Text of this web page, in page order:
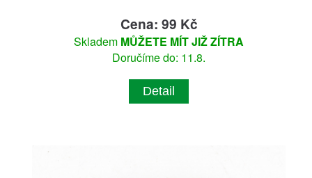
Cena: 99 Kč
Skladem MŮŽETE MÍT JIŽ ZÍTRA
Doručíme do: 11.8.
Detail